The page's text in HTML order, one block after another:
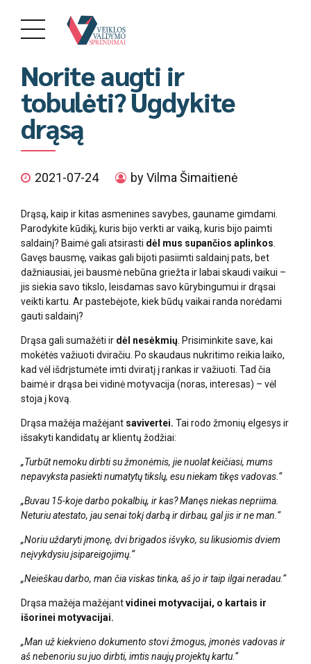
PRANEŠIMAI
Norite augti ir
tobulėti? Ugdykite
drąsą
2021-07-24 by Vilma Šimaitienė
Drąsą, kaip ir kitas asmenines savybes, gauname gimdami.
Parodykite kūdikį, kuris bijo verkti ar vaiką, kuris bijo paimti
saldainį? Baimė gali atsirasti dėl mus supančios aplinkos
Gavęs bausmę, vaikas gali bijoti pasiimti saldainį pats, bet
dažniausiai, jei bausmė nebūna griežta ir labai skaudi vaikui –
jis siekia savo tikslo, leisdamas savo kūrybingumui ir drąsai
veikti kartu. Ar pastebėjote, kiek būdų vaikai randa norėdami
gauti saldainį?
Drąsa gali sumažėti ir dėl nesėkmių . Prisiminkite save, kai
mokėtės važiuoti dviračiu. Po skaudaus nukritimo reikia laiko,
kad vėl išdrįstumėte imti dviratį į rankas ir važiuoti. Tad čia
baimė ir drąsa bei vidinė motyvacija (noras, interesas) – vėl
stoja į kovą.
Drąsa mažėja mažėjant savivertei. Tai rodo žmonių elgesys ir
išsakyti kandidatų ar klientų žodžiai:
„Turbūt nemoku dirbti su žmonėmis, jie nuolat keičiasi, mums
nepavyksta pasiekti numatytų tikslų, esu niekam tikęs vadovas.“
„Buvau 15-koje darbo pokalbių, ir kas? Manęs niekas nepriima.
Neturiu atestato, jau senai tokį darbą ir dirbau, gal jis ir ne man.“
„Noriu uždaryti įmonę, dvi brigados išvyko, su likusiomis dviem
neįvykdysiu įsipareigojimų.“
„Neieškau darbo, man čia viskas tinka, aš jo ir taip ilgai neradau.“
Drąsa mažėja mažėjantvidinei motyvacijai, o kartais ir
išorinei motyvacijai.
„Man už kiekvieno dokumento stovi žmogus, įmonės vadovas ir
aš nebenoriu su juo dirbti, imtis naujų projektų kartu.“